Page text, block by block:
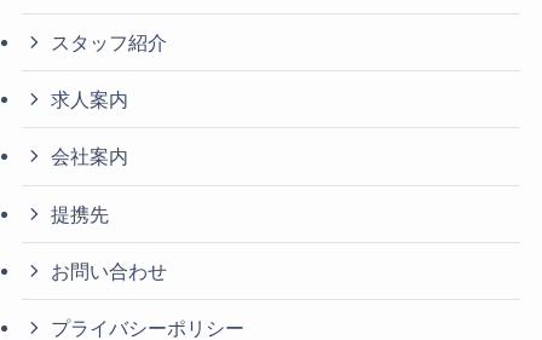
スタッフ紹介
求人案内
会社案内
提携先
お問い合わせ
プライバシーポリシー